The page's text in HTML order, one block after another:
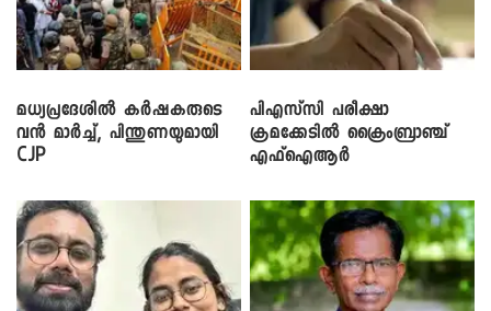
മധ്യപ്രദേശിൽ കർഷകരുടെ
വൻ മാർച്ച്, പിന്തുണയുമായി
CJP
പിഎസ്‌സി പരീക്ഷാ
ക്രമക്കേ‌ടിൽ ക്രൈംബ്രാഞ്ച്
എഫ്ഐആർ